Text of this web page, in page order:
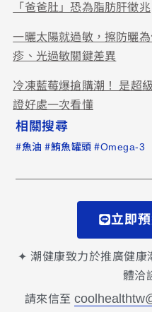
「爸爸肚」恐為脂肪肝徵兆
一曬太陽就過敏，擦防曬
疹、光過敏關鍵差異
冷凍藍莓爆搶購潮！ 是超
證好處一次看懂
相關搜尋
#魚油 #鮪魚罐頭 #Omega-3
立即
✦ 潮健康致力於推廣健康
體洽
請來信至